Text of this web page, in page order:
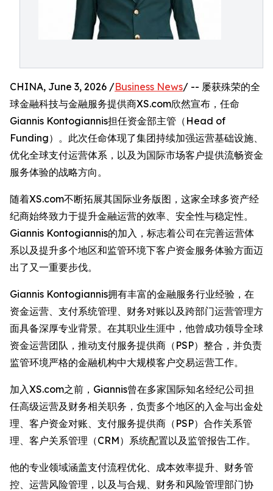
CHINA, June 3, 2026 /Business News/ -- 屡获殊荣的全
球金融科技与金融服务提供商XS.com欣然宣布，任命
Giannis Kontogiannis担任资金部主管（Head of
Funding）。此次任命体现了集团持续加强运营基础设施、
优化全球支付运营体系，以及为国际市场客户提供流畅资金
服务体验的战略方向。
随着XS.com不断拓展其国际业务版图，这家全球多资产经
纪商始终致力于提升金融运营的效率、安全性与稳定性。
Giannis Kontogiannis的加入，标志着公司在完善运营体
系以及提升多个地区和监管环境下客户资金服务体验方面迈
出了又一重要步伐。
Giannis Kontogiannis拥有丰富的金融服务行业经验，在
资金运营、支付系统管理、财务对账以及跨部门运营管理方
面具备深厚专业背景。在其职业生涯中，他曾成功领导全球
资金运营团队，推动支付服务提供商（PSP）整合，并负责
监管环境严格的金融机构中大规模客户交易运营工作。
加入XS.com之前，Giannis曾在多家国际知名经纪公司担
任高级运营及财务相关职务，负责多个地区的入金与出金处
理、客户资金对账、支付服务提供商（PSP）合作关系管
理、客户关系管理（CRM）系统配置以及监管报告工作。
他的专业领域涵盖支付流程优化、成本效率提升、财务管
控、运营风险管理，以及与合规、财务和风险管理部门协